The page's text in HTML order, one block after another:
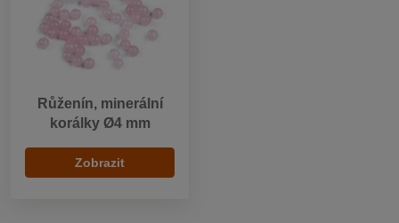
Růženín, minerální
korálky Ø4 mm
Zobrazit